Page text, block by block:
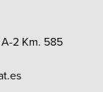
2 Km. 585